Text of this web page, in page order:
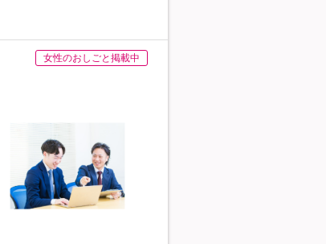
女性のおしごと掲載中